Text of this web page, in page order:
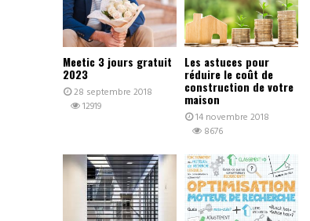
Meetic 3 jours gratuit
2023
28 septembre 2018
12919
Les astuces pour
réduire le coût de
construction de votre
maison
14 novembre 2018
8676